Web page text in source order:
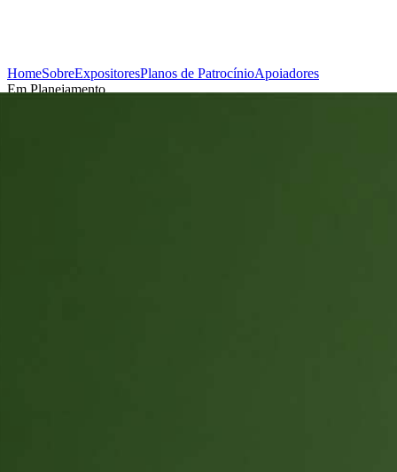
HomeSobreExpositoresPlanos de PatrocínioApoiadores
Em Planejamento